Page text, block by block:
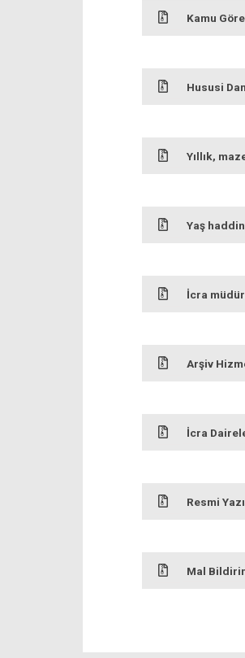
Kamu
Hususi
Yıllık,
Yaş
İcra
Arşiv
İcra
Resmi
Mal